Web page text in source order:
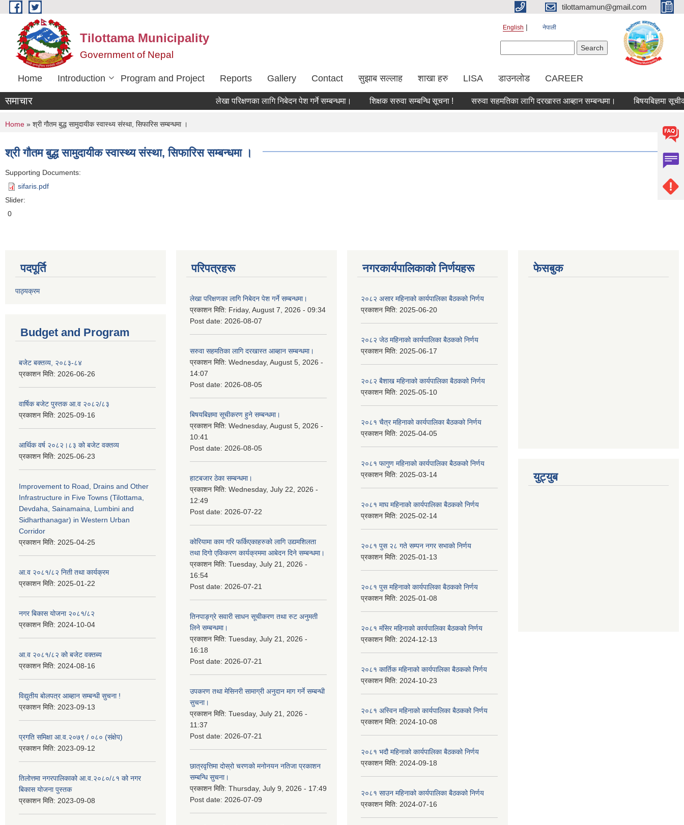
Skip to main content tilottamamun@gmail.com
Tilottama Municipality
Government of Nepal
English नेपाली
Home Introduction Program and Project Reports Gallery Contact सुझाब सल्लाह शाखा हरु LISA डाउनलोड CAREER
समाचार लेखा परिक्षणका लागि निबेदन पेश गर्ने सम्बन्धमा। शिक्षक सरुवा सम्बन्धि सूचना ! सरुवा सहमतिका लागि दरखास्त आब्हान सम्बन्धमा। बिषयबिज्ञमा सूचीकरण
You are here
Home » श्री गाैतम बुद्ध सामुदायीक स्वास्थ्य संस्था, सिफारिस सम्बन्धमा ।
श्री गाैतम बुद्ध सामुदायीक स्वास्थ्य संस्था, सिफारिस सम्बन्धमा ।
Supporting Documents:
sifaris.pdf
Slider:
0
पदपूर्ति
पाठ्यक्रम
Budget and Program
बजेट बक्तव्य, २०८३-८४
प्रकाशन मिति: 2026-06-26
वार्षिक बजेट पुस्तक आ.व २०८२/८३
प्रकाशन मिति: 2025-09-16
आर्थिक वर्ष २०८२।८३ को बजेट वक्तव्य
प्रकाशन मिति: 2025-06-23
Improvement to Road, Drains and Other
Infrastructure in Five Towns (Tilottama,
Devdaha, Sainamaina, Lumbini and
Sidharthanagar) in Western Urban
Corridor
प्रकाशन मिति: 2025-04-25
आ.व २०८१/८२ निती तथा कार्यक्रम
प्रकाशन मिति: 2025-01-22
नगर बिकास योजना २०८१/८२
प्रकाशन मिति: 2024-10-04
आ.व २०८१/८२ को बजेट वक्तब्य
प्रकाशन मिति: 2024-08-16
विद्युतीय बोलपत्र आब्हान सम्बन्धी सुचना !
प्रकाशन मिति: 2023-09-13
प्रगति समिक्षा आ.व.२०७९ / ०८० (संक्षेप)
प्रकाशन मिति: 2023-09-12
तिलोत्तमा नगरपालिकाको आ.व.२०८०/८१ को नगर
बिकास योजना पुस्तक
प्रकाशन मिति: 2023-09-08
परिपत्रहरू
लेखा परिक्षणका लागि निबेदन पेश गर्ने सम्बन्धमा।
प्रकाशन मिति: Friday, August 7, 2026 - 09:34
Post date: 2026-08-07
सरुवा सहमतिका लागि दरखास्त आब्हान सम्बन्धमा।
प्रकाशन मिति: Wednesday, August 5, 2026 -
14:07
Post date: 2026-08-05
बिषयबिज्ञमा सूचीकरण हुने सम्बन्धमा।
प्रकाशन मिति: Wednesday, August 5, 2026 -
10:41
Post date: 2026-08-05
हाटबजार ठेका सम्बन्धमा।
प्रकाशन मिति: Wednesday, July 22, 2026 -
12:49
Post date: 2026-07-22
कोरियामा काम गरि फर्किएकाहरुको लागि उद्यमशिलता
तथा दिगो एकिकरण कार्यक्रममा आबेदन दिने सम्बन्धमा।
प्रकाशन मिति: Tuesday, July 21, 2026 -
16:54
Post date: 2026-07-21
तिनपाङ्ग्रे सवारी साधन सूचीकरण तथा रुट अनुमती
लिने सम्बन्धमा।
प्रकाशन मिति: Tuesday, July 21, 2026 -
16:18
Post date: 2026-07-21
उपकरण तथा मेसिनरी सामाग्री अनुदान माग गर्ने सम्बन्धी
सुचना।
प्रकाशन मिति: Tuesday, July 21, 2026 -
11:37
Post date: 2026-07-21
छात्रवृत्तिमा दोस्रो चरणको मनोनयन नतिजा प्रकाशन
सम्बन्धि सुचना।
प्रकाशन मिति: Thursday, July 9, 2026 - 17:49
Post date: 2026-07-09
नगरकार्यपालिकाकाे निर्णयहरू
२०८२ असार महिनाको कार्यपालिका बैठकको निर्णय
प्रकाशन मिति: 2025-06-20
२०८२ जेठ महिनाको कार्यपालिका बैठकको निर्णय
प्रकाशन मिति: 2025-06-17
२०८२ बैशाख महिनाको कार्यपालिका बैठकको निर्णय
प्रकाशन मिति: 2025-05-10
२०८१ चैत्र महिनाको कार्यपालिका बैठकको निर्णय
प्रकाशन मिति: 2025-04-05
२०८१ फागुण महिनाको कार्यपालिका बैठकको निर्णय
प्रकाशन मिति: 2025-03-14
२०८१ माघ महिनाको कार्यपालिका बैठकको निर्णय
प्रकाशन मिति: 2025-02-14
२०८१ पुस २८ गते सम्प‍न नगर सभाको निर्णय
प्रकाशन मिति: 2025-01-13
२०८१ पुस महिनाको कार्यपालिका बैठकको निर्णय
प्रकाशन मिति: 2025-01-08
२०८१ मंसिर महिनाको कार्यपालिका बैठकको निर्णय
प्रकाशन मिति: 2024-12-13
२०८१ कार्तिक महिनाको कार्यपालिका बैठकको निर्णय
प्रकाशन मिति: 2024-10-23
२०८१ अस्विन महिनाको कार्यपालिका बैठकको निर्णय
प्रकाशन मिति: 2024-10-08
२०८१ भदौ महिनाको कार्यपालिका बैठकको निर्णय
प्रकाशन मिति: 2024-09-18
२०८१ साउन महिनाको कार्यपालिका बैठकको निर्णय
प्रकाशन मिति: 2024-07-16
फेसबुक
युट्युब